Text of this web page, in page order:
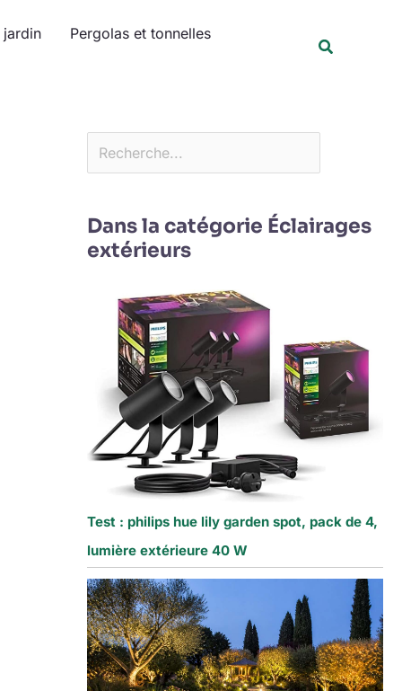
jardin Pergolas et tonnelles
Dans la catégorie Éclairages
extérieurs
Test : philips hue lily garden spot, pack de 4,
lumière extérieure 40 W